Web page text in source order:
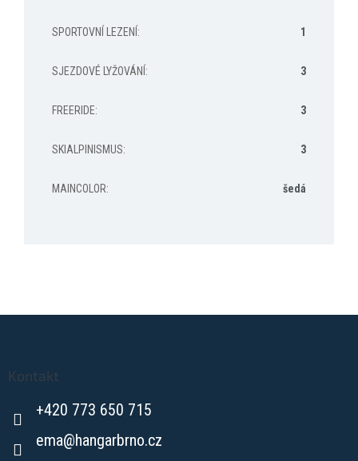
SPORTOVNÍ LEZENÍ : 1
SJEZDOVÉ LYŽOVÁNÍ : 3
FREERIDE: 3
SKIALPINISMUS: 3
MAINCOLOR: šedá
Kontakt
+420 773 650 715
ema@hangarbrno.cz